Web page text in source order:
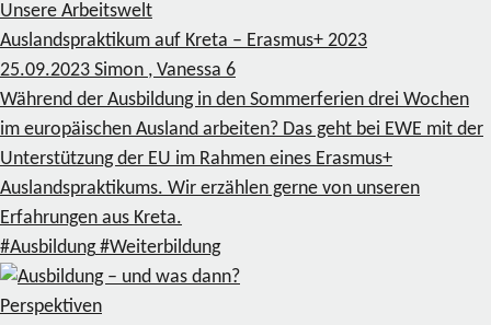
Unsere Arbeitswelt
Auslandspraktikum auf Kreta – Erasmus+ 2023
25.09.2023 Simon , Vanessa 6
Während der Ausbildung in den Sommerferien drei Wochen
im europäischen Ausland arbeiten? Das geht bei EWE mit der
Unterstützung der EU im Rahmen eines Erasmus+
Auslandspraktikums. Wir erzählen gerne von unseren
Erfahrungen aus Kreta.
#Ausbildung #Weiterbildung
Perspektiven